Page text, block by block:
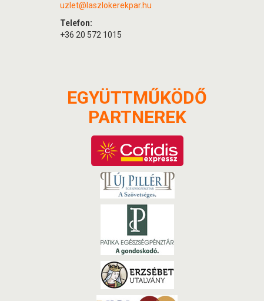
uzlet@laszlokerekpar.hu
Telefon:
+36 20 572 1015
EGYÜTTMŰKÖDŐ
PARTNEREK